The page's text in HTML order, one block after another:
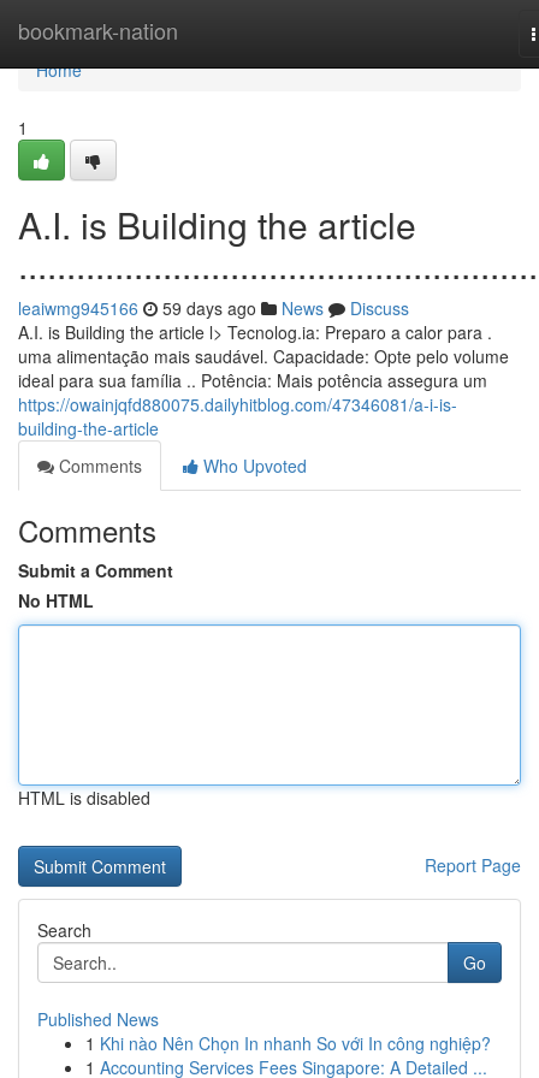
bookmark-nation
Home
Home
1
A.I. is Building the article
leaiwmg945166 59 days ago News
Discuss
A.I. is Building the article l> Tecnolog.ia: Preparo a calor para .
uma alimentação mais saudável. Capacidade: Opte pelo volume
ideal para sua família .. Potência: Mais potência assegura um
https://owainjqfd880075.dailyhitblog.com/47346081/a-i-is-
building-the-article
Comments
Who Upvoted
Comments
Submit a Comment
No HTML
HTML is disabled
Report Page
Search
Go
Published News
1 Khi nào Nên Chọn In nhanh So với In công nghiệp?
1 Accounting Services Fees Singapore: A Detailed ...